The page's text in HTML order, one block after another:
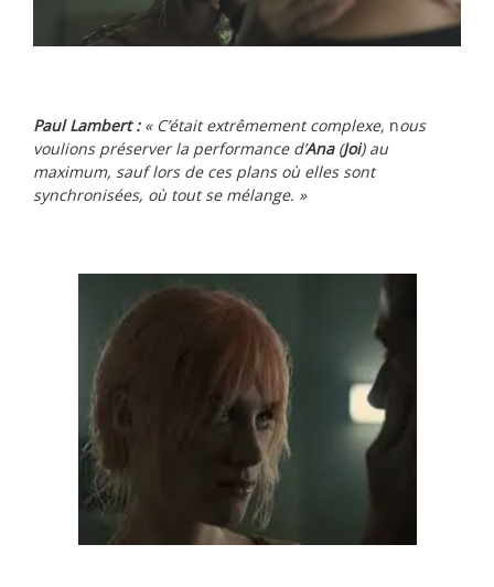
Paul Lambert : « C’était extrêmement complexe, nous
voulions préserver la performance d’Ana(Joi) au
maximum, sauf lors de ces plans où elles sont
synchronisées, où tout se mélange. »